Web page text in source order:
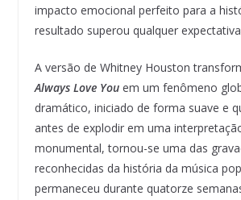
impacto emocional perfeito para a
resultado superou qualquer
A versão de Whitney Houston
Always Love Youem um fenômeno
dramático, iniciado de forma suave e
antes de explodir em uma
monumental, tornou-se uma das
reconhecidas da história da música
permaneceu durante quatorze